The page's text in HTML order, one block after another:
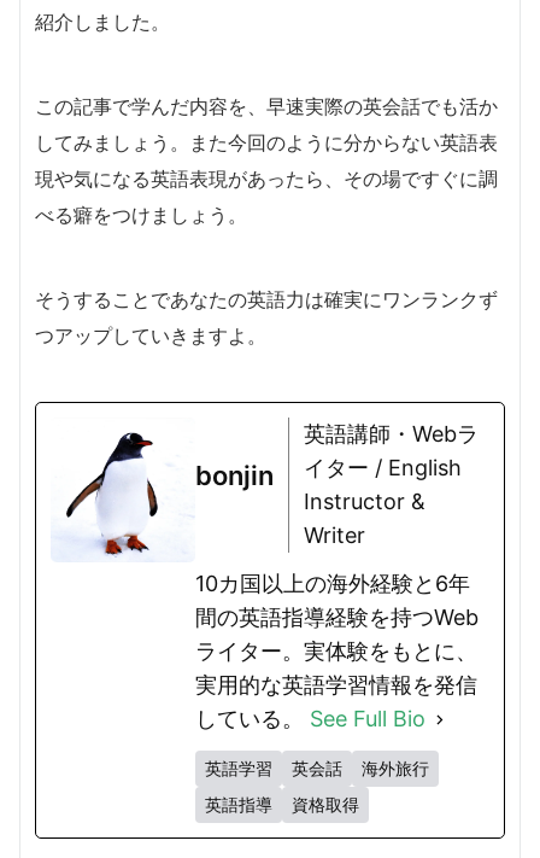
紹介しました。
この記事で学んだ内容を、早速実際の英会話でも活か
してみましょう。また今回のように分からない英語表
現や気になる英語表現があったら、その場ですぐに調
べる癖をつけましょう。
そうすることであなたの英語力は確実にワンランクず
つアップしていきますよ。
bonjin
英語講師・Webラ
イター / English
Instructor &
Writer
10カ国以上の海外経験と6年
間の英語指導経験を持つWeb
ライター。実体験をもとに、
実用的な英語学習情報を発信
している。 See Full Bio
英語学習 英会話
海外旅行
英語指導
資格取得